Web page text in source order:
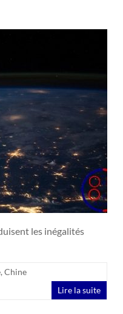
les inégalités
, Chine
Lire la suite